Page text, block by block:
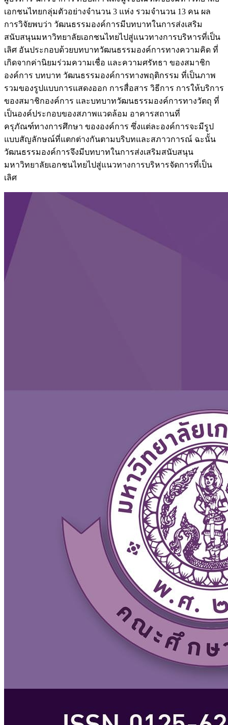
เอกชนไทยกลุ่มตัวอย่างจํานวน 3 แห่ง รวมจํานวน 13 คน ผล
การวิจัยพบว่า วัฒนธรรมองค์การมีบทบาทในการส่งเสริม
สนับสนุนมหาวิทยาลัยเอกชนไทยไปสู่แนวทางการบริหารที่เป็น
เลิศ อันประกอบด้วยบทบาทวัฒนธรรมองค์การทางความคิด ที่
เกิดจากค่านิยมร่วมความเชื่อ และความศรัทธา ของสมาชิก
องค์การ บทบาท วัฒนธรรมองค์การทางพฤติกรรม ที่เป็นภาพ
รวมของรูปแบบการแสดงออก การสื่อสาร วิธีการ การให้บริการ
ของสมาชิกองค์การ และบทบาทวัฒนธรรมองค์การทางวัตถุ ที่
เป็นองค์ประกอบของสภาพแวดล้อม อาคารสถานที่
ครุภัณฑ์ทางการศึกษา ขององค์การ ซึ่งแต่ละองค์การจะมีรูป
แบบสัญลักษณ์ที่แตกต่างกันตามบริบทและสภาวการณ์ ฉะนั้น
วัฒนธรรมองค์การจึงมีบทบาทในการส่งเสริมสนับสนุน
มหาวิทยาลัยเอกชนไทยไปสู่แนวทางการบริหารจัดการที่เป็น
เลิศ